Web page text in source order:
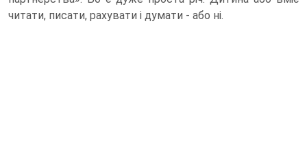
читати, писати, рахувати і думати - або ні.